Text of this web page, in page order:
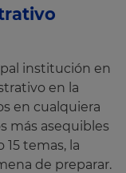
institución en
en la
en cualquiera
más asequibles
15 temas, la
de preparar.